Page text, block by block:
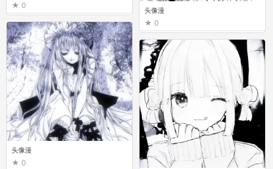
0
头像漫
0
头像漫
0